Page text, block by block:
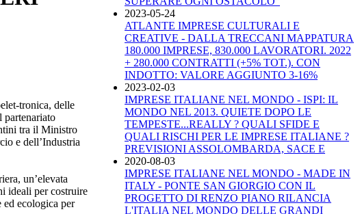
tronica, delle
partenariato
tra il Ministro
e dell’Industria
un’elevata
ideali per costruire
ed ecologica per
2023-05-24
ATLANTE IMPRESE CULTURALI E
CREATIVE - DALLA TRECCANI MAPPATURA
180.000 IMPRESE, 830.000 LAVORATORI. 2022
+ 280.000 CONTRATTI (+5% TOT.). CON
INDOTTO: VALORE AGGIUNTO 3-16%
2023-02-03
IMPRESE ITALIANE NEL MONDO - ISPI: IL
MONDO NEL 2013. QUIETE DOPO LE
TEMPESTE...REALLY ? QUALI SFIDE E
QUALI RISCHI PER LE IMPRESE ITALIANE ?
PREVISIONI ASSOLOMBARDA, SACE E
2020-08-03
IMPRESE ITALIANE NEL MONDO - MADE IN
ITALY - PONTE SAN GIORGIO CON IL
PROGETTO DI RENZO PIANO RILANCIA
L'ITALIA NEL MONDO DELLE GRANDI